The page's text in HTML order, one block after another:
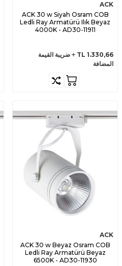
ACK
ACK 30 w Siyah Osram COB
Ledli Ray Armatürü Ilık Beyaz
4000K - AD30-11911
1.330,66
ضريبة القيمة
المضافة
ACK
ACK 30 w Beyaz Osram COB
Ledli Ray Armatürü Beyaz
6500K - AD30-11930